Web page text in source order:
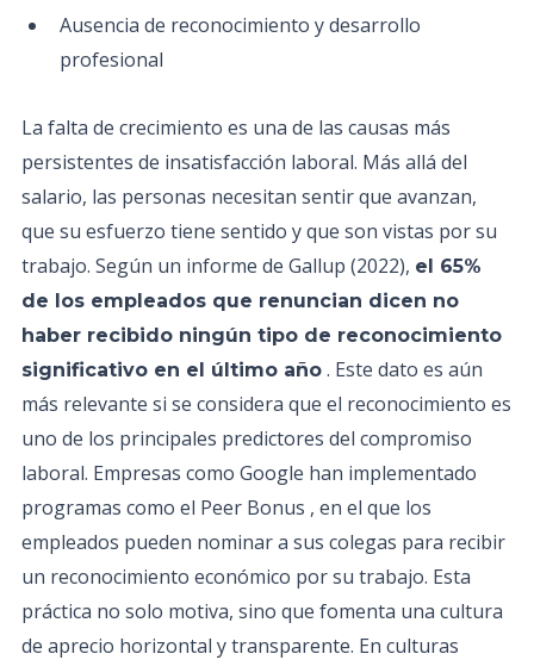
Ausencia de reconocimiento y desarrollo
profesional
La falta de crecimiento es una de las causas más
persistentes de insatisfacción laboral. Más allá del
salario, las personas necesitan sentir que avanzan,
que su esfuerzo tiene sentido y que son vistas por su
trabajo. Según un informe de Gallup (2022), el 65%
de los empleados que renuncian dicen no
haber recibido ningún tipo de reconocimiento
significativo en el último año . Este dato es aún
más relevante si se considera que el reconocimiento es
uno de los principales predictores del compromiso
laboral. Empresas como Google han implementado
programas como el Peer Bonus , en el que los
empleados pueden nominar a sus colegas para recibir
un reconocimiento económico por su trabajo. Esta
práctica no solo motiva, sino que fomenta una cultura
de aprecio horizontal y transparente. En culturas